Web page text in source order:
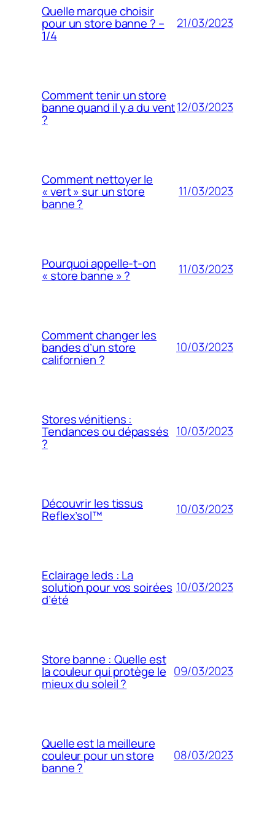
Quelle marque choisir
pour un store banne ? –
1/4
21/03/2023
Comment tenir un store
banne quand il y a du vent
?
12/03/2023
Comment nettoyer le
« vert » sur un store
banne ?
11/03/2023
Pourquoi appelle-t-on
« store banne » ? 11/03/2023
Comment changer les
bandes d’un store
californien ?
10/03/2023
Stores vénitiens :
Tendances ou dépassés
?
10/03/2023
Découvrir les tissus
Reflex’sol™ 10/03/2023
Eclairage leds : La
solution pour vos soirées
d’été
10/03/2023
Store banne : Quelle est
la couleur qui protège le
mieux du soleil ?
09/03/2023
Quelle est la meilleure
couleur pour un store
banne ?
08/03/2023